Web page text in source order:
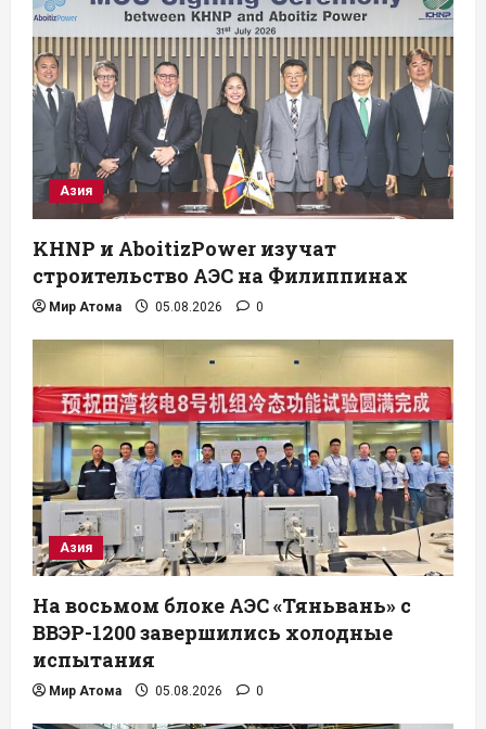
Азия
KHNP и AboitizPower изучат
строительство АЭС на Филиппинах
Мир Атома 05.08.2026 0
Азия
На восьмом блоке АЭС «Тяньвань» с
ВВЭР-1200 завершились холодные
испытания
Мир Атома 05.08.2026 0